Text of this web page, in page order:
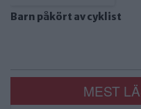
Barn påkört av cyklist
MEST